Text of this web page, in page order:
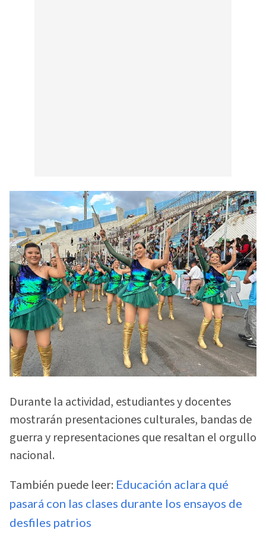
Durante la actividad, estudiantes y docentes
mostrarán presentaciones culturales, bandas de
guerra y representaciones que resaltan el orgullo
nacional.
También puede leer: Educación aclara qué
pasará con las clases durante los ensayos de
desfiles patrios